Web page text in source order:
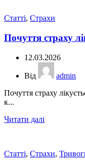
Статті, Страхи
Почуття страху
12.03.2026
Від
admin
Почуття страху
к...
Читати далі
Статті, Страхи,